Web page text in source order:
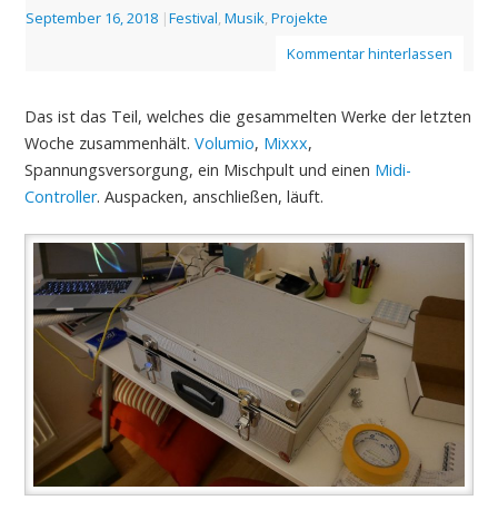
September 16, 2018 |Festival, Musik, Projekte
Kommentar hinterlassen
Das ist das Teil, welches die gesammelten Werke der letzten
Woche zusammenhält. Volumio, Mixxx,
Spannungsversorgung, ein Mischpult und einen Midi-
Controller. Auspacken, anschließen, läuft.